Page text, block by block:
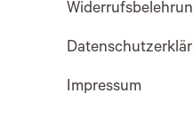
Impressum